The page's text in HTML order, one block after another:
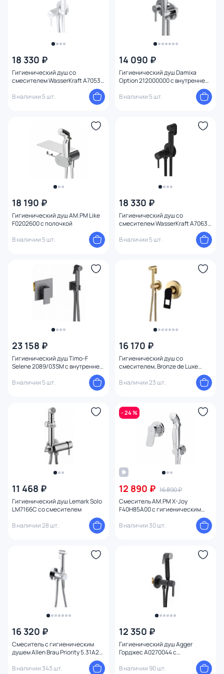
18 330 ₽
Гигиенический душ со
смесителем WasserKraft A70538
В наличии 5 шт.
14 090 ₽
Гигиенический душ Damixa
Option 212000000 с внутренней
В наличии 5 шт.
18 190 ₽
Гигиенический душ AM.PM Like
F0202600 с полочкой
В наличии 5 шт.
18 330 ₽
Гигиенический душ со
смесителем WasserKraft A70638
В наличии 5 шт.
23 158 ₽
Гигиенический душ Timo-F
Selene 2089/03SM с внутренней
В наличии 5 шт.
16 170 ₽
Гигиенический душ со
смесителем, Bronze de Luxe
Элемент EL28GB золото/черный
В наличии 23 шт.
11 468 ₽
Гигиенический душ Lemark Solo
LM7166C со смесителем
В наличии 28 шт.
- 24 %
12 890 ₽ 16 890 ₽
Смеситель AM.PM X-Joy
F40H85A00 с гигиеническим
В наличии 30 шт.
16 320 ₽
Смеситель с гигиеническим
душем Allen Brau Priority 5.31A29-
В наличии 343 шт.
12 350 ₽
Гигиенический душ Agger
Горджес A0270044 с
В наличии 90 шт.